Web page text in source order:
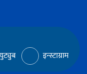
इन्स्टाग्राम